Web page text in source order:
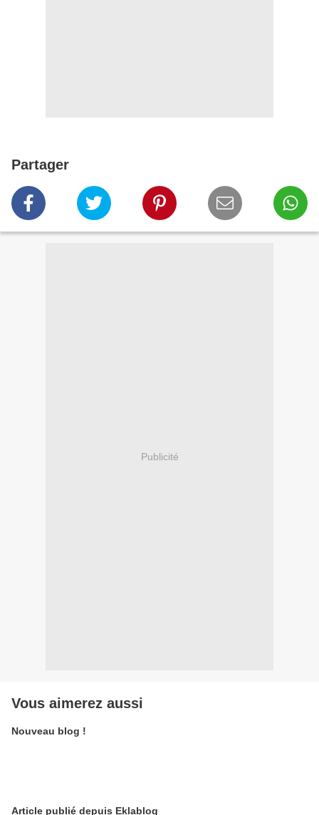
Partager
Publicité
Vous aimerez aussi
Nouveau blog !
Article publié depuis Eklablog